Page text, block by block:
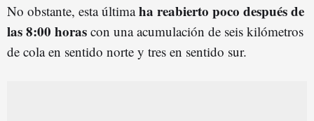
No obstante, esta últimaha reabierto poco después de
las 8:00 horas con una acumulación de seis kilómetros
de cola en sentido norte y tres en sentido sur.